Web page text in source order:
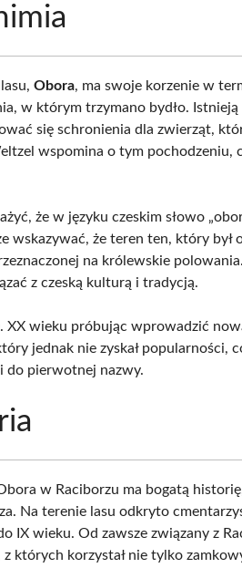
lasu,Obora, ma swoje korzenie w
w którym trzymano bydło.
się schronienia dla zwierząt,
wspomina o tym pochodzeniu,
że w języku czeskim słowo
wskazywać, że teren ten, który był
na królewskie
z czeską kulturą i tradycją.
XX wieku próbując wprowadzić
jednak nie zyskał popularności,
do pierwotnej nazwy.
w Raciborzu ma bogatą
Na terenie lasu odkryto
IX wieku. Od zawsze związany z
których korzystał nie tylko